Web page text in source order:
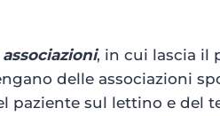
, in cui lascia il
delle associazioni
paziente sul lettino e del